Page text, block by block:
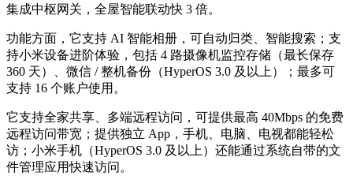
集成中枢网关，全屋智能联动快 3 倍。
功能方面，它支持 AI 智能相册，可自动归类、智能搜索；支
持小米设备进阶体验，包括 4 路摄像机监控存储（最长保存
360 天）、微信 / 整机备份（HyperOS 3.0 及以上）；最多可
支持 16 个账户使用。
它支持全家共享、多端远程访问，可提供最高 40Mbps 的免费
远程访问带宽；提供独立 App，手机、电脑、电视都能轻松
访；小米手机（HyperOS 3.0 及以上）还能通过系统自带的文
件管理应用快速访问。